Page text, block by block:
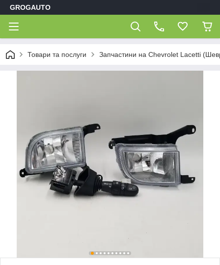
GROGAUTO
Товари та послуги Запчастини на Chevrolet Lacetti